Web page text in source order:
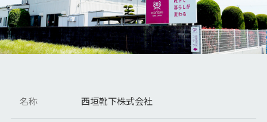
名称 西垣靴下株式会社